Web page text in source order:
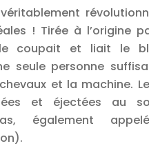
! Tirée à l’origine
coupait et liait le
seule personne
et la machine.
et éjectées au
également